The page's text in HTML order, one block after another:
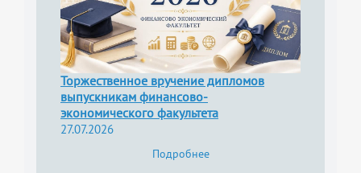
Торжественное вручение дипломов
выпускникам финансово-
экономического факультета
27.07.2026
Подробнее